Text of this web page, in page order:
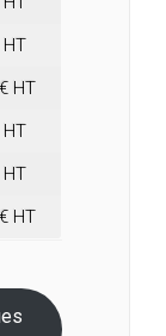
HT
HT